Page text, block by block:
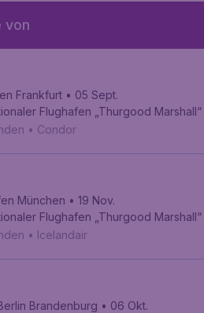
von
Frankfurt • 05 Sept.
Flughafen „Thurgood
• Condor
München • 19 Nov.
Flughafen „Thurgood
• Icelandair
Brandenburg • 06 Okt.